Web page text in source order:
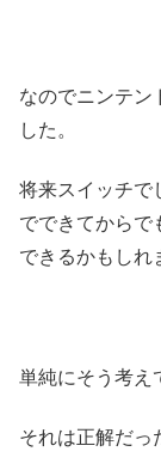
なのでニンテン
した。
将来スイッチで
でできてからで
できるかもしれ
単純にそう考え
それは正解だっ